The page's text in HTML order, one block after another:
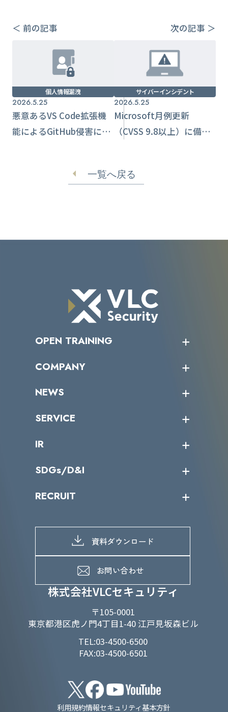
＜ 前の記事 次の記事 ＞
個人情報漏洩
2026.5.25
悪意あるVS Code拡張機
能によるGitHub侵害に学
サイバーインシデント
2026.5.25
Microsoft月例更新
（CVSS 9.8以上）に備え
一覧へ戻る
株式会社VLCセキュリティ
〒105-0001
東京都港区虎ノ門4丁目1-40 江戸見坂森ビル
TEL:03-4500-6500
FAX:03-4500-6501
OPEN TRAINING
受講者の声
COMPANY
トップメッセージ
ミッション／ビジョン
パートナー企業一覧
NEWS
サイバーニュース
SERVICE
カテゴリー別サービス一覧
IR
IRカレンダー
IRライブラリー
よくあるご質問
SDGs/D&I
当グループのマテリアリティ
SDGs推進体制
D&Iの取り組み
RECRUIT
募集職種一覧
メッセージ
メンバーインタビュー
資料ダウンロード
お問い合わせ
利用規約情報セキュリティ基本方針